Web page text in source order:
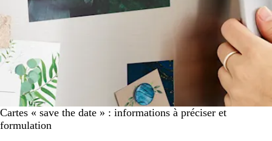
Cartes « save the date » : informations à préciser et
formulation